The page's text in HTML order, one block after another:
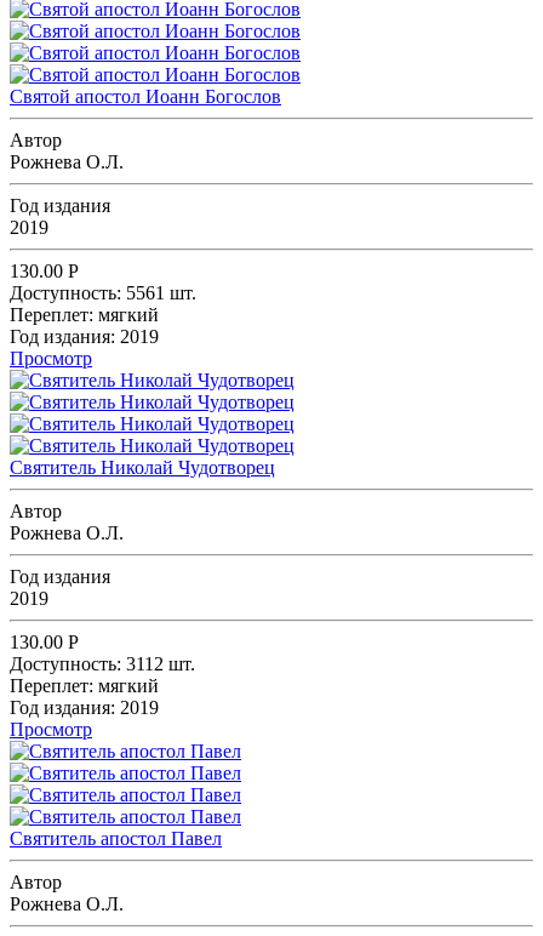
Святой апостол Иоанн Богослов
Автор
Рожнева О.Л.
Год издания
2019
130.00 Р
Доступность: 5561 шт.
Переплет: мягкий
Год издания: 2019
Просмотр
Святитель Николай Чудотворец
Автор
Рожнева О.Л.
Год издания
2019
130.00 Р
Доступность: 3112 шт.
Переплет: мягкий
Год издания: 2019
Просмотр
Святитель апостол Павел
Автор
Рожнева О.Л.